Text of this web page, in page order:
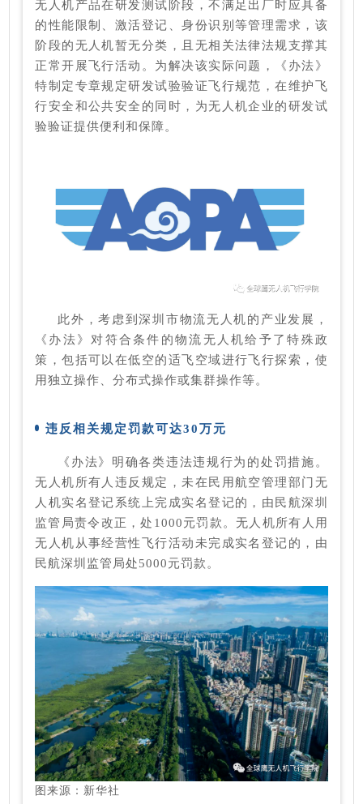
无人机产品在研发测试阶段，不满足出厂时应具备
的性能限制、激活登记、身份识别等管理需求，该
阶段的无人机暂无分类，且无相关法律法规支撑其
正常开展飞行活动。为解决该实际问题，《办法》
特制定专章规定研发试验验证飞行规范，在维护飞
行安全和公共安全的同时，为无人机企业的研发试
验验证提供便利和保障。
此外，考虑到深圳市物流无人机的产业发展，
《办法》对符合条件的物流无人机给予了特殊政
策，包括可以在低空的适飞空域进行飞行探索，使
用独立操作、分布式操作或集群操作等。
违反相关规定罚款可达30万元
《办法》明确各类违法违规行为的处罚措施。
无人机所有人违反规定，未在民用航空管理部门无
人机实名登记系统上完成实名登记的，由民航深圳
监管局责令改正，处1000元罚款。无人机所有人用
无人机从事经营性飞行活动未完成实名登记的，由
民航深圳监管局处5000元罚款。
图来源：新华社